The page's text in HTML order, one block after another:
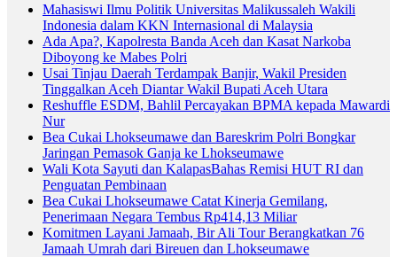
Mahasiswi Ilmu Politik Universitas Malikussaleh Wakili
Indonesia dalam KKN Internasional di Malaysia
Ada Apa?, Kapolresta Banda Aceh dan Kasat Narkoba
Diboyong ke Mabes Polri
Usai Tinjau Daerah Terdampak Banjir, Wakil Presiden
Tinggalkan Aceh Diantar Wakil Bupati Aceh Utara
Reshuffle ESDM, Bahlil Percayakan BPMA kepada Mawardi
Nur
Bea Cukai Lhokseumawe dan Bareskrim Polri Bongkar
Jaringan Pemasok Ganja ke Lhokseumawe
Wali Kota Sayuti dan KalapasBahas Remisi HUT RI dan
Penguatan Pembinaan
Bea Cukai Lhokseumawe Catat Kinerja Gemilang,
Penerimaan Negara Tembus Rp414,13 Miliar
Komitmen Layani Jamaah, Bir Ali Tour Berangkatkan 76
Jamaah Umrah dari Bireuen dan Lhokseumawe